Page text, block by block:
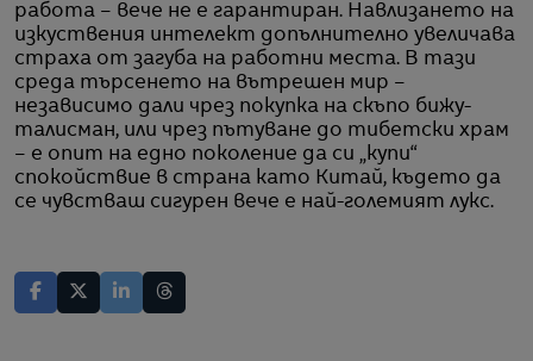
работа – вече не е гарантиран. Навлизането на
изкуствения интелект допълнително увеличава
страха от загуба на работни места. В тази
среда търсенето на вътрешен мир –
независимо дали чрез покупка на скъпо бижу-
талисман, или чрез пътуване до тибетски храм
– е опит на едно поколение да си „купи“
спокойствие в страна като Китай, където да
се чувстваш сигурен вече е най-големият лукс.